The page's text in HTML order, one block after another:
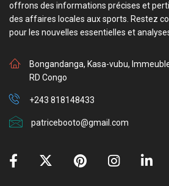
offrons des informations précises et
des affaires locales aux sports. Restez
pour les nouvelles essentielles et
Bongandanga, Kasa-vubu,
RD Congo
+243 818148433
patricebooto@gmail.com